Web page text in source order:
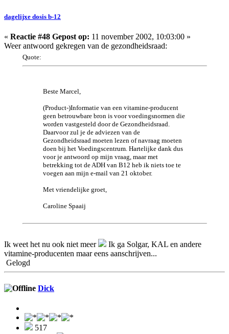
dagelijxe dosis b-12
« Reactie #48 Gepost op: 11 november 2002, 10:03:00 »
Weer antwoord gekregen van de gezondheidsraad:
Quote:
Beste Marcel,
(Product-)Informatie van een vitamine-producent
geen betrouwbare bron is voor voedingsnormen die
worden vastgesteld door de Gezondheidsraad.
Daarvoor zul je de adviezen van de
Gezondheidsraad moeten lezen of navraag moeten
doen bij het Voedingscentrum. Hartelijke dank dus
voor je antwoord op mijn vraag, maar met
betrekking tot de ADH van B12 heb ik niets toe te
voegen aan mijn e-mail van 21 oktober.
Met vriendelijke groet,
Caroline Spaaij
Ik weet het nu ook niet meer
Ik ga Solgar, KAL en andere
vitamine-producenten maar eens aanschrijven...
Gelogd
Dick
517